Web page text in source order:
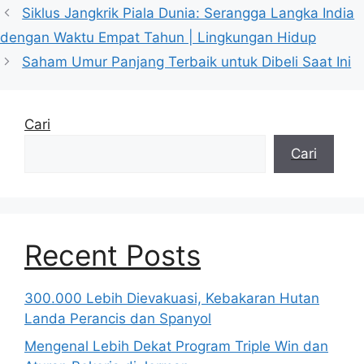
Siklus Jangkrik Piala Dunia: Serangga Langka India
dengan Waktu Empat Tahun | Lingkungan Hidup
Saham Umur Panjang Terbaik untuk Dibeli Saat Ini
Cari
Cari
Recent Posts
300.000 Lebih Dievakuasi, Kebakaran Hutan
Landa Perancis dan Spanyol
Mengenal Lebih Dekat Program Triple Win dan